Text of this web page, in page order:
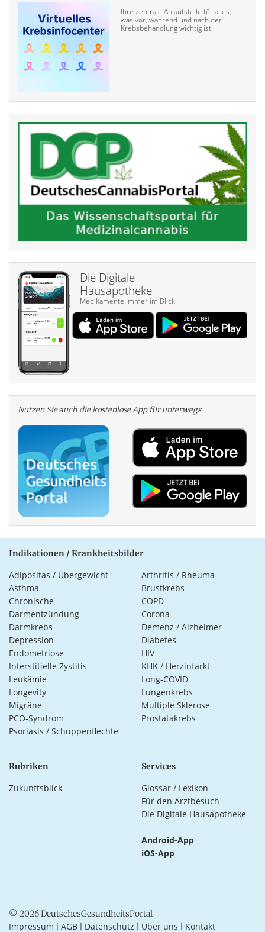
Ihre zentrale Anlaufstelle für alles,
was vor, während und nach der
Krebsbehandlung wichtig ist!
Die Digitale
Hausapotheke
Medikamente immer im Blick
Nutzen Sie auch die kosten­lose App für unterwegs
Indikationen / Krankheitsbilder
Adipositas / Übergewicht
Arthritis / Rheuma
Asthma
Brustkrebs
Chronische
Darmentzündung
COPD
Corona
Darmkrebs
Demenz / Alzheimer
Depression
Diabetes
Endometriose
HIV
Interstitielle Zystitis
KHK / Herzinfarkt
Leukämie
Long-COVID
Longevity
Lungenkrebs
Migräne
Multiple Sklerose
PCO-Syndrom
Prostatakrebs
Psoriasis / Schuppenflechte
Rubriken
Zukunftsblick
Services
Glossar / Lexikon
Für den Arztbesuch
Die Digitale Hausapotheke
Android-App
iOS-App
© 2026 DeutschesGesundheitsPortal
Impressum AGB Datenschutz Über uns Kontakt